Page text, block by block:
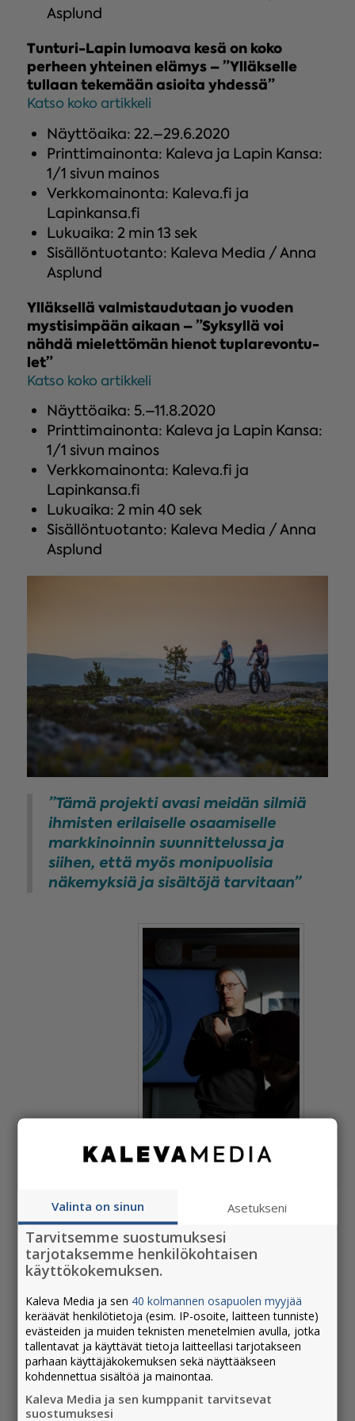
Asplund
Tun­tu­ri-La­pin lumoava kesä on koko
perheen yh­tei­nen elämys – ”Yl­läk­sel­le
tullaan te­ke­mään asioita yh­des­sä”
Katso koko artikkeli
Näyttöaika: 22.–29.6.2020
Printtimainonta: Kaleva ja Lapin Kansa:
1/1 sivun mainos
Verkkomainonta: Kaleva.fi ja
Lapinkansa.fi
Lukuaika: 2 min 13 sek
Sisällöntuotanto: Kaleva Media / Anna
Asplund
Yl­läk­sel­lä val­mis­tau­du­taan jo vuoden
mys­ti­sim­pään aikaan – ”Syk­syl­lä voi
nähdä mie­let­tö­män hienot tup­la­re­von­tu­
let”
Katso koko artikkeli
Näyttöaika: 5.–11.8.2020
Printtimainonta: Kaleva ja Lapin Kansa:
1/1 sivun mainos
Verkkomainonta: Kaleva.fi ja
Lapinkansa.fi
Lukuaika: 2 min 40 sek
Sisällöntuotanto: Kaleva Media / Anna
Asplund
”Tämä projekti avasi meidän silmiä
ihmisten erilaiselle osaamiselle
markkinoinnin suunnittelussa ja
siihen, että myös monipuolisia
näkemyksiä ja sisältöjä tarvitaan”
Suunnittelutiimin ohjeistamana Ylläksen
kesämarkkinoinnissa nojattiin vahvasti
kesäaktiviteettien kokemuksellisuuden
avaamiseen usealle eri kohderyhmälle. Kolme
mainostajan artikkelia Kalevan ja Lapin
Kansan verkossa nousivat Kaleva Median
kesän 2020 kaupallisissa sisällöissä
luetuimpien joukkoon ja sisältöihin oltiin
tyytyväisiä myös asiakkaan, Visit Ylläksen
Janne-Juhani Haarman puolelta.
Valinta on sinun Asetukseni
Tarvitsemme suostumuksesi
tarjotaksemme henkilökohtaisen
käyttökokemuksen.
Kaleva Media ja sen 40 kolmannen osapuolen myyjää
keräävät henkilötietoja (esim. IP-osoite, laitteen tunniste)
evästeiden ja muiden teknisten menetelmien avulla, jotka
tallentavat ja käyttävät tietoja laitteellasi tarjotakseen
parhaan käyttäjäkokemuksen sekä näyttääkseen
kohdennettua sisältöä ja mainontaa.
Kaleva Media ja sen kumppanit tarvitsevat
suostumuksesi